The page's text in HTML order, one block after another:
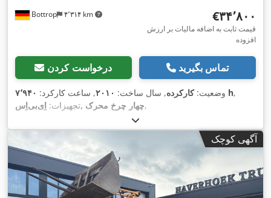
Bottrop ۴٬۳۱۴ km ‎€۳۴٬۸۰۰
قیمت ثابت به اضافه مالیات بر ارزش
افزوده
درخواست کردن تماس بگیرید
وضعیت:کارکرده, سال ساخت: ۲۰۱۰, ساعت کارکرد: ۷٬۹۴۰ h,
تجهیزات: اِی‌بی‌اِس‎, چهار چرخ محرک,
آگهی کوچک